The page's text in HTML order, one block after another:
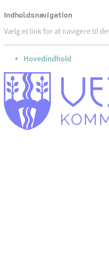
Indholdsnavigation
Vælg et link for at navigere til
gå til
Hovedindhold